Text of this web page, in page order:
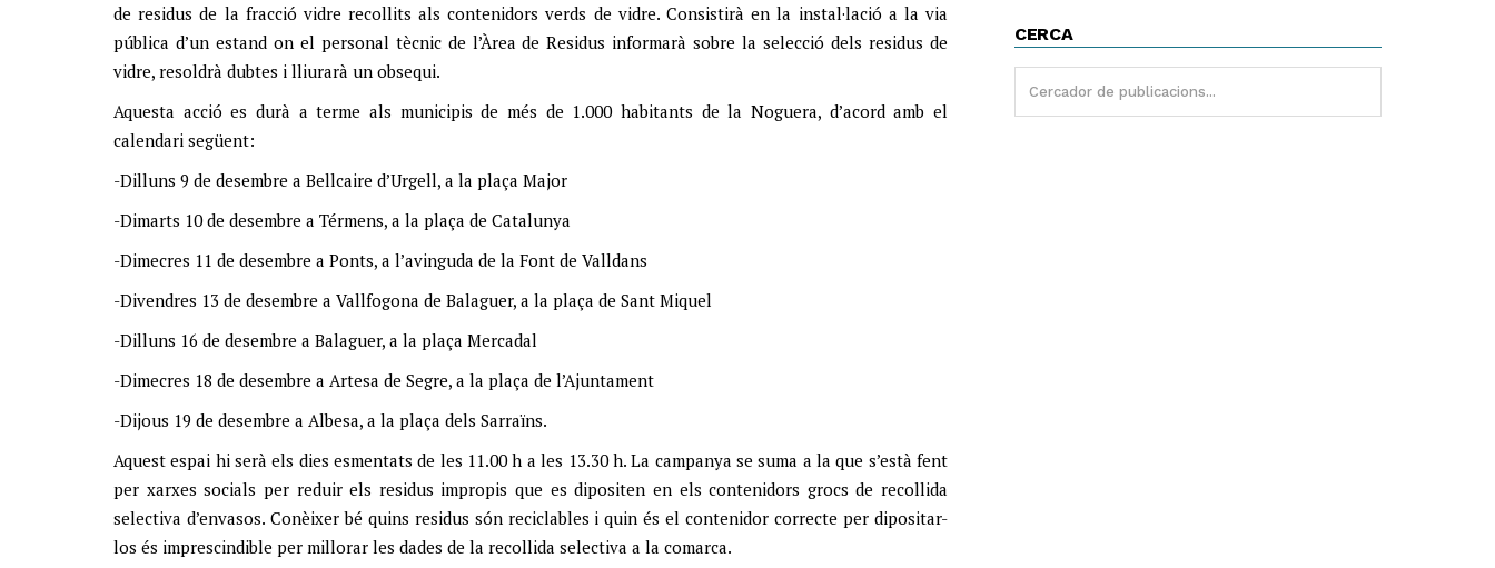
de residus de la fracció vidre recollits als contenidors verds de vidre. Consistirà en la instal·lació a la via
pública d’un estand on el personal tècnic de l’Àrea de Residus informarà sobre la selecció dels residus de
vidre, resoldrà dubtes i lliurarà un obsequi.
Aquesta acció es durà a terme als municipis de més de 1.000 habitants de la Noguera, d’acord amb el
calendari següent:
-Dilluns 9 de desembre a Bellcaire d’Urgell, a la plaça Major
-Dimarts 10 de desembre a Térmens, a la plaça de Catalunya
-Dimecres 11 de desembre a Ponts, a l’avinguda de la Font de Valldans
-Divendres 13 de desembre a Vallfogona de Balaguer, a la plaça de Sant Miquel
-Dilluns 16 de desembre a Balaguer, a la plaça Mercadal
-Dimecres 18 de desembre a Artesa de Segre, a la plaça de l’Ajuntament
-Dijous 19 de desembre a Albesa, a la plaça dels Sarraïns.
Aquest espai hi serà els dies esmentats de les 11.00 h a les 13.30 h. La campanya se suma a la que s’està fent
per xarxes socials per reduir els residus impropis que es dipositen en els contenidors grocs de recollida
selectiva d’envasos. Conèixer bé quins residus són reciclables i quin és el contenidor correcte per dipositar-
los és imprescindible per millorar les dades de la recollida selectiva a la comarca.
CERCA